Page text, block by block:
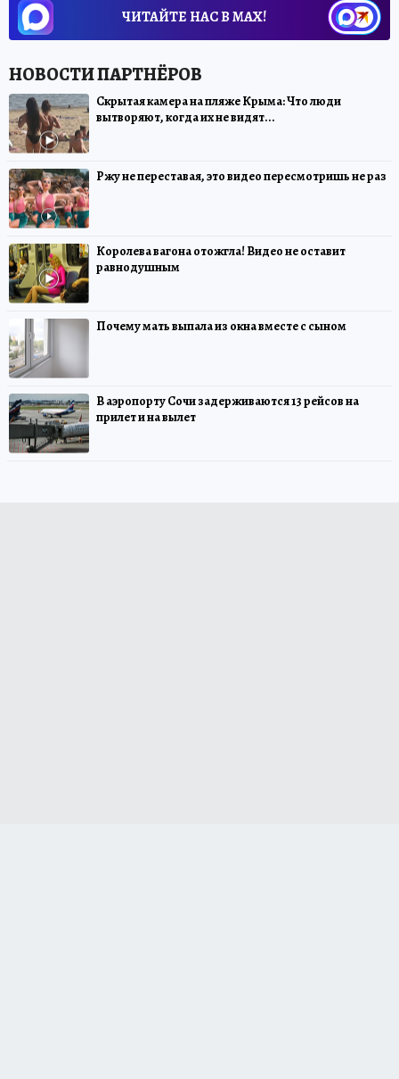
ЧИТАЙТЕ НАС В МАХ!
Скрытая камера на пляже Крыма: Что люди
вытворяют, когда их не видят...
Ржу не переставая, это видео пересмотришь не раз
Королева вагона отожгла! Видео не оставит
равнодушным
Почему мать выпала из окна вместе с сыном
В аэропорту Сочи задерживаются 13 рейсов на
прилет и на вылет